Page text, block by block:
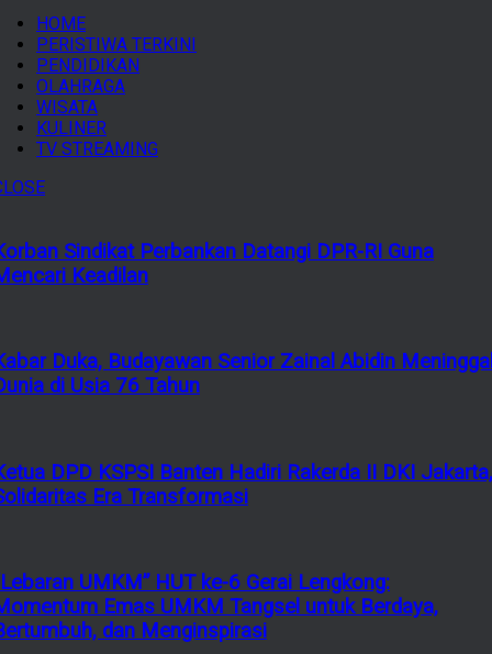
HOME
PERISTIWA TERKINI
PENDIDIKAN
OLAHRAGA
WISATA
KULINER
TV STREAMING
Sindikat Perbankan Datangi DPR-RI Guna
Keadilan
Duka, Budayawan Senior Zainal Abidin
di Usia 76 Tahun
DPD KSPSI Banten Hadiri Rakerda II DKI Jakarta,
Era Transformasi
UMKM” HUT ke-6 Gerai Lengkong:
Emas UMKM Tangsel untuk Berdaya,
dan Menginspirasi